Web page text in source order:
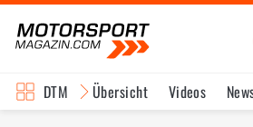
DTM Übersicht Videos